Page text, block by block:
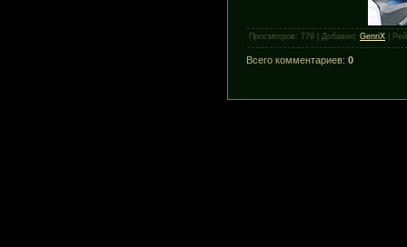
Просмотров: 779 Добавил: GenriX
Всего комментариев: 0